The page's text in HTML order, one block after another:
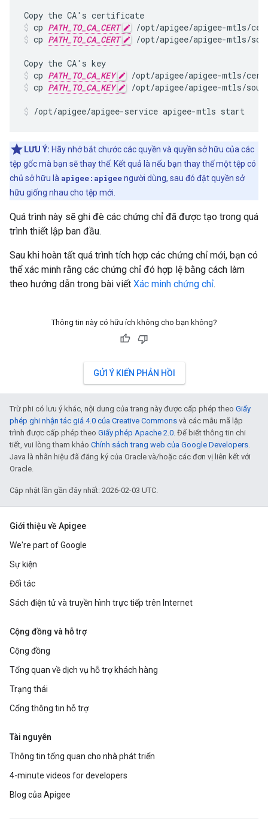
cp PATH_TO_CA_CERT
/opt/apigee/apigee-mtls/
cp PATH_TO_CA_CERT /opt/apigee/apigee-mtls/
cp PATH_TO_CA_KEY
/opt/apigee/apigee-mtls/
cp PATH_TO_CA_KEY /opt/apigee/apigee-mtls/
/opt/apigee/apigee-service apigee-mtls start
LƯU Ý: Hãy nhớ bắt chước các quyền và quyền sở hữu của các
tệp gốc mà bạn sẽ thay thế. Kết quả là nếu bạn thay thế một tệp có
chủ sở hữu là apigee:apigeengười dùng, sau đó đặt quyền sở
hữu giống nhau cho tệp mới.
Quá trình này sẽ ghi đè các chứng chỉ đã được tạo trong quá
trình thiết lập ban đầu.
Sau khi hoàn tất quá trình tích hợp các chứng chỉ mới, bạn có
thể xác minh rằng các chứng chỉ đó hợp lệ bằng cách làm
theo hướng dẫn trong bài viết Xác minh chứng chỉ.
Thông tin này có hữu ích không cho bạn không?
GỬI Ý KIẾN PHẢN HỒI
Trừ phi có lưu ý khác, nội dung của trang này được cấp phép theo Giấy
phép ghi nhận tác giả 4.0 của Creative Commons và các mẫu mã lập
trình được cấp phép theo Giấy phép Apache 2.0. Để biết thông tin chi
tiết, vui lòng tham khảo Chính sách trang web của Google Developers.
Java là nhãn hiệu đã đăng ký của Oracle và/hoặc các đơn vị liên kết với
Oracle.
Cập nhật lần gần đây nhất: 2026-02-03 UTC.
Giới thiệu về Apigee
We're part of Google
Sự kiện
Đối tác
Sách điện tử và truyền hình trực tiếp trên Internet
Cộng đồng và hỗ trợ
Cộng đồng
Tổng quan về dịch vụ hỗ trợ khách hàng
Trạng thái
Cổng thông tin hỗ trợ
Tài nguyên
Thông tin tổng quan cho nhà phát triển
4-minute videos for developers
Blog của Apigee